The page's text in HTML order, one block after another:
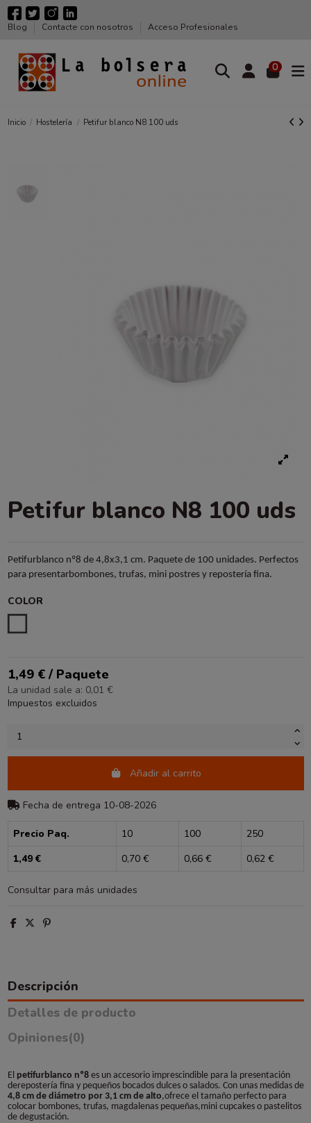
Blog Contacte con nosotros Acceso Profesionales
0
Inicio Hostelería Petifur blanco N8 100 uds
Petifur blanco N8 100 uds
Petifurblanco nº8 de 4,8x3,1 cm. Paquete de 100 unidades. Perfectos
para presentarbombones, trufas, mini postres y repostería fina.
COLOR
1,49 € / Paquete
La unidad sale a: 0,01 €
Impuestos excluidos
Añadir al carrito
Fecha de entrega 10-08-2026
Precio Paq. 10 100
250
1,49 €
0,70 € 0,66 € 0,62 €
Consultar para más unidades
Descripción
Detalles de producto
Opiniones(0)
El petifurblanco nº8es un accesorio imprescindible para la presentación
derepostería fina y pequeños bocados dulces o salados. Con unas medidas de
4,8 cm de diámetro por 3,1 cm de alto,ofrece el tamaño perfecto para
colocar bombones, trufas, magdalenas pequeñas,mini cupcakes o pastelitos
de degustación.